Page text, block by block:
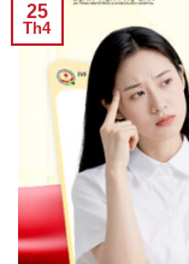
25
Th4